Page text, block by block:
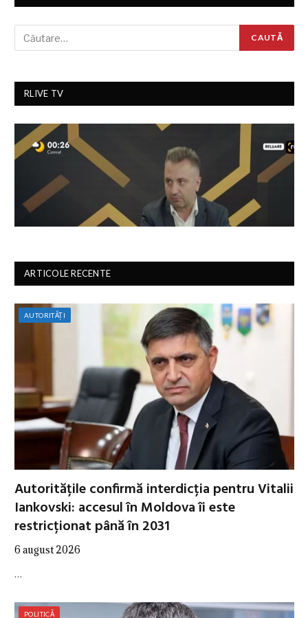
RLIVE TV
ARTICOLE RECENTE
AUTORITĂȚI
Autoritățile confirmă interdicția pentru Vitalii
Iankovski: accesul în Moldova îi este
restricționat până în 2031
6 august 2026
…
POLITICĂ